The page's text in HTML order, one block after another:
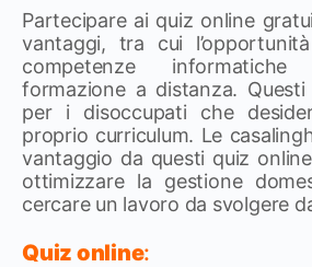
Partecipare ai quiz online
vantaggi, tra cui
competenze
formazione a distanza.
per i disoccupati che
proprio curriculum. Le
vantaggio da questi quiz
ottimizzare la gestione
cercare un lavoro da svolgere
Quiz online: